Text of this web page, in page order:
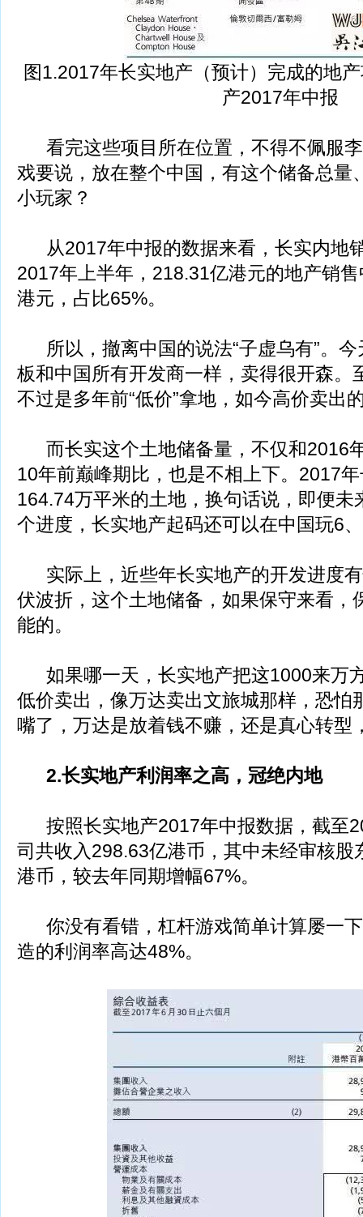
图1.2017年长实地产（预计）完成的地
产2017年中报
看完这些项目所在位置，不得不佩服
戏要说，放在整个中国，有这个储备总量
小玩家？
从2017年中报的数据来看，长实内地
2017年上半年，218.31亿港元的地产销
港元，占比65%。
所以，撤离中国的说法“子虚乌有”。今
板和中国所有开发商一样，卖得很开森。
不过是多年前“低价”拿地，如今高价卖出
而长实这个土地储备量，不仅和2016
10年前巅峰期比，也是不相上下。2017
164.74万平米的土地，换句话说，即便未
个进度，长实地产起码还可以在中国玩6
实际上，近些年长实地产的开发进度
伏波折，这个土地储备，如果保守来看，
能的。
如果哪一天，长实地产把这1000来万
低价卖出，像万达卖出文旅城那样，恐怕
嘴了，万达是放着钱不赚，还是真心转型
2.长实地产利润率之高，冠绝内地
按照长实地产2017年中报数据，截至
司共收入298.63亿港币，其中未经审核股
港币，较去年同期增幅67%。
你没有看错，杠杆游戏简单计算屡一
造的利润率高达48%。